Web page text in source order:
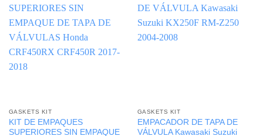
GASKETS KIT
KIT DE EMPAQUES
SUPERIORES SIN EMPAQUE
GASKETS KIT
EMPACADOR DE TAPA DE
VÁLVULA Kawasaki Suzuki